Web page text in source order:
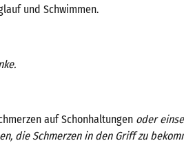
und Schwimmen.
auf Schonhaltungen oder
die Schmerzen in den Griff zu